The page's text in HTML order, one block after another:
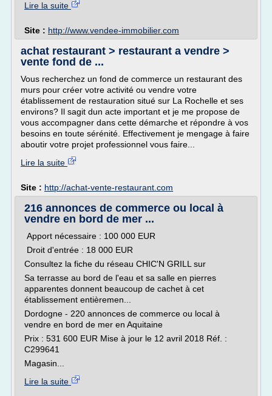
Lire la suite
Site : http://www.vendee-immobilier.com
achat restaurant > restaurant a vendre >
vente fond de ...
Vous recherchez un fond de commerce un restaurant des
murs pour créer votre activité ou vendre votre
établissement de restauration situé sur La Rochelle et ses
environs? Il sagit dun acte important et je me propose de
vous accompagner dans cette démarche et répondre à vos
besoins en toute sérénité. Effectivement je mengage à faire
aboutir votre projet professionnel vous faire...
Lire la suite
Site : http://achat-vente-restaurant.com
216 annonces de commerce ou local à
vendre en bord de mer ...
Apport nécessaire : 100 000 EUR
Droit d'entrée : 18 000 EUR
Consultez la fiche du réseau CHIC'N GRILL sur
Sa terrasse au bord de l'eau et sa salle en pierres
apparentes donnent beaucoup de cachet à cet
établissement entièremen...
Dordogne - 220 annonces de commerce ou local à
vendre en bord de mer en Aquitaine
Prix : 531 600 EUR Mise à jour le 12 avril 2018 Réf. :
C299641
Magasin...
Lire la suite